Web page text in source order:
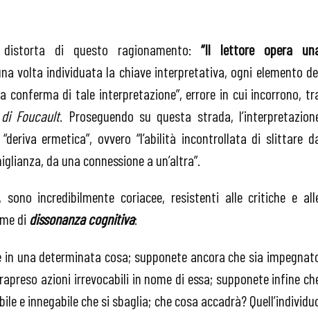
di questo ragionamento: “Il lettore opera
volta individuata la chiave interpretativa, ogni elemento
di tale interpretazione”, errore in cui incorrono,
Foucault. Proseguendo su questa strada,
ermetica”, ovvero “l’abilità incontrollata di slittare
da una connessione a un’altra”.
sono incredibilmente coriacee, resistenti alle critiche e
di dissonanza cognitiva:
una determinata cosa; supponete ancora che sia
azioni irrevocabili in nome di essa; supponete infine
e innegabile che si sbaglia; che cosa accadrà?